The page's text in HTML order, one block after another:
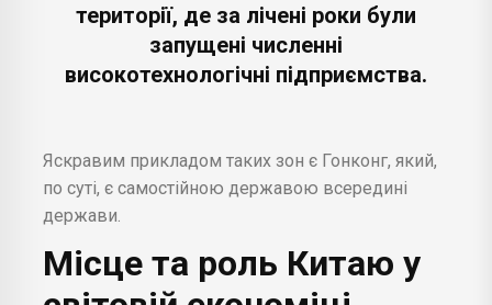
території, де за лічені роки були
запущені численні
високотехнологічні підприємства.
Яскравим прикладом таких зон є Гонконг, який,
по суті, є самостійною державою всередині
держави.
Місце та роль Китаю у